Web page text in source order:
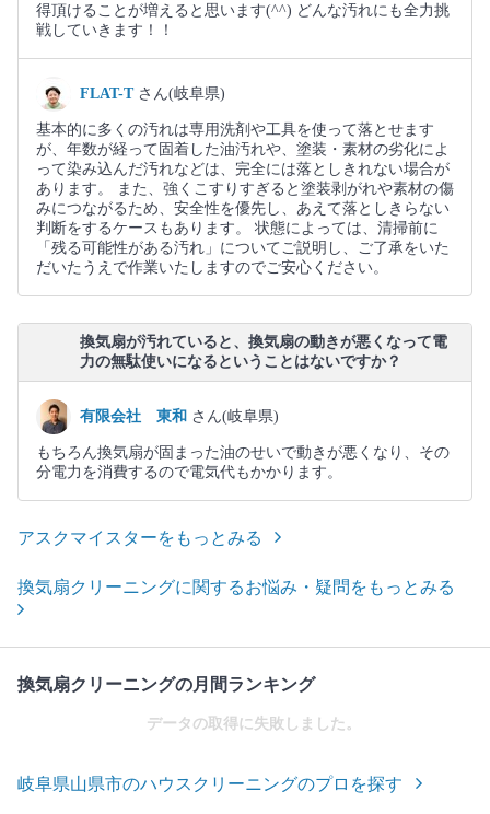
得頂けることが増えると思います(⁠^⁠^⁠) どんな汚れにも全力挑
戦していきます！！
FLAT-T さん(岐阜県)
基本的に多くの汚れは専用洗剤や工具を使って落とせます
が、年数が経って固着した油汚れや、塗装・素材の劣化によ
って染み込んだ汚れなどは、完全には落としきれない場合が
あります。 また、強くこすりすぎると塗装剥がれや素材の傷
みにつながるため、安全性を優先し、あえて落としきらない
判断をするケースもあります。 状態によっては、清掃前に
「残る可能性がある汚れ」についてご説明し、ご了承をいた
だいたうえで作業いたしますのでご安心ください。
換気扇が汚れていると、換気扇の動きが悪くなって電
力の無駄使いになるということはないですか？
有限会社 東和 さん(岐阜県)
もちろん換気扇が固まった油のせいで動きが悪くなり、その
分電力を消費するので電気代もかかります。
アスクマイスターをもっとみる
換気扇クリーニングに関するお悩み・疑問をもっとみる
換気扇クリーニングの月間ランキング
データの取得に失敗しました。
岐阜県山県市のハウスクリーニングのプロを探す